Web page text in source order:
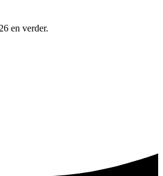
en verder.